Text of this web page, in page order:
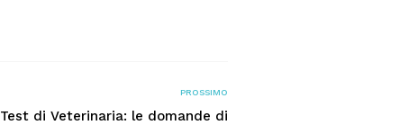
PROSSIMO
Test di Veterinaria: le domande di